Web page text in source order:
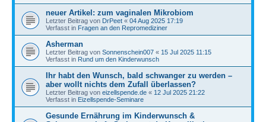
neuer Artikel: zum vaginalen Mikrobiom
Letzter Beitrag von DrPeet « 04 Aug 2025 17:19
Verfasst in Fragen an den Repromediziner
Asherman
Letzter Beitrag von Sonnenschein007 « 15 Jul 2025 11:15
Verfasst in Rund um den Kinderwunsch
Ihr habt den Wunsch, bald schwanger zu werden –
aber wollt nichts dem Zufall überlassen?
Letzter Beitrag von eizellspende.de « 12 Jul 2025 21:22
Verfasst in Eizellspende-Seminare
Gesunde Ernährung im Kinderwunsch &